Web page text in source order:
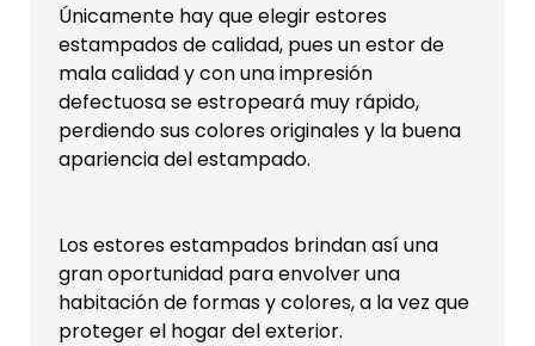
Únicamente hay que elegir estores
estampados de calidad, pues un estor de
mala calidad y con una impresión
defectuosa se estropeará muy rápido,
perdiendo sus colores originales y la buena
apariencia del estampado.
Los estores estampados brindan así una
gran oportunidad para envolver una
habitación de formas y colores, a la vez que
proteger el hogar del exterior.